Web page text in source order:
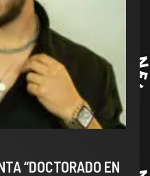
“DOCTORADO EN